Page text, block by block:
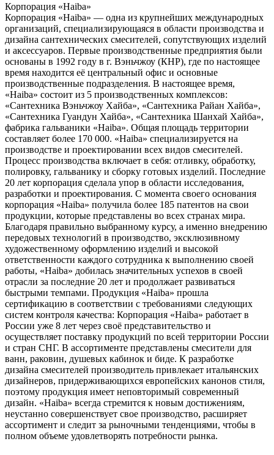
Корпорация «Haiba»
Корпорация «Haiba» — одна из крупнейших международных
организаций, специализирующаяся в области производства и
дизайна сантехнических смесителей, сопутствующих изделий
и аксессуаров. Первые производственные предприятия были
основаны в 1992 году в г. Вэньчжоу (КНР), где по настоящее
время находится её центральный офис и основные
производственные подразделения. В настоящее время,
«Haiba» состоит из 5 производственных комплексов:
«Сантехника Вэньчжоу Хайба», «Сантехника Райан Хайба»,
«Сантехника Гуандун Хайба», «Сантехника Шанхай Хайба»,
фабрика гальваники «Haiba». Общая площадь территории
составляет более 170 000. «Haiba» специализируется на
производстве и проектировании всех видов смесителей.
Процесс производства включает в себя: отливку, обработку,
полировку, гальванику и сборку готовых изделий. Последние
20 лет корпорация сделала упор в области исследования,
разработки и проектирования. С момента своего основания
корпорация «Haiba» получила более 185 патентов на свои
продукции, которые представлены во всех странах мира.
Благодаря правильно выбранному курсу, а именно внедрению
передовых технологий в производство, эксклюзивному
художественному оформлению изделий и высокой
ответственности каждого сотрудника к выполнению своей
работы, «Haiba» добилась значительных успехов в своей
отрасли за последние 20 лет и продолжает развиваться
быстрыми темпами. Продукция «Haiba» прошла
сертификацию в соответствии с требованиями следующих
систем контроля качества: Корпорация «Haiba» работает в
России уже 8 лет через своё представительство и
осуществляет поставку продукций по всей территории России
и стран СНГ. В ассортименте представлены смесители для
ванн, раковин, душевых кабинок и биде. К разработке
дизайна смесителей производитель привлекает итальянских
дизайнеров, придерживающихся европейских канонов стиля,
поэтому продукция имеет неповторимый современный
дизайн. «Haiba» всегда стремится к новым достижениям,
неустанно совершенствует свое производство, расширяет
ассортимент и следит за рыночными тенденциями, чтобы в
полном объеме удовлетворять потребности рынка.